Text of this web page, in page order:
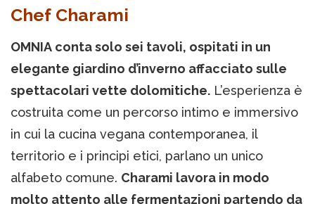
Chef Charami
OMNIA conta solo sei tavoli, ospitati in un
elegante giardino d’inverno affacciato sulle
spettacolari vette dolomitiche. L’esperienza è
costruita come un percorso intimo e immersivo
in cui la cucina vegana contemporanea, il
territorio e i principi etici, parlano un unico
alfabeto comune. Charami lavora in modo
molto attento alle fermentazioni partendo da